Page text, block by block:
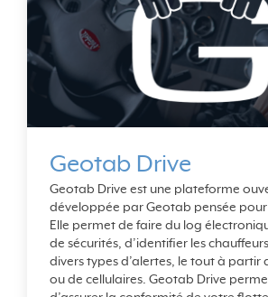
Geotab Drive
Geotab Drive est une plateforme
développée par Geotab pensée pour
Elle permet de faire du log
de sécurités, d’identifier les
divers types d’alertes, le tout à partir
ou de cellulaires. Geotab Drive